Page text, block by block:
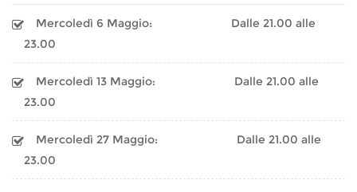
Mercoledì 6 Maggio:
Dalle 21.00 alle
23.00
Mercoledì 13 Maggio:
Dalle 21.00 alle
23.00
Mercoledì 27 Maggio:
Dalle 21.00 alle
23.00